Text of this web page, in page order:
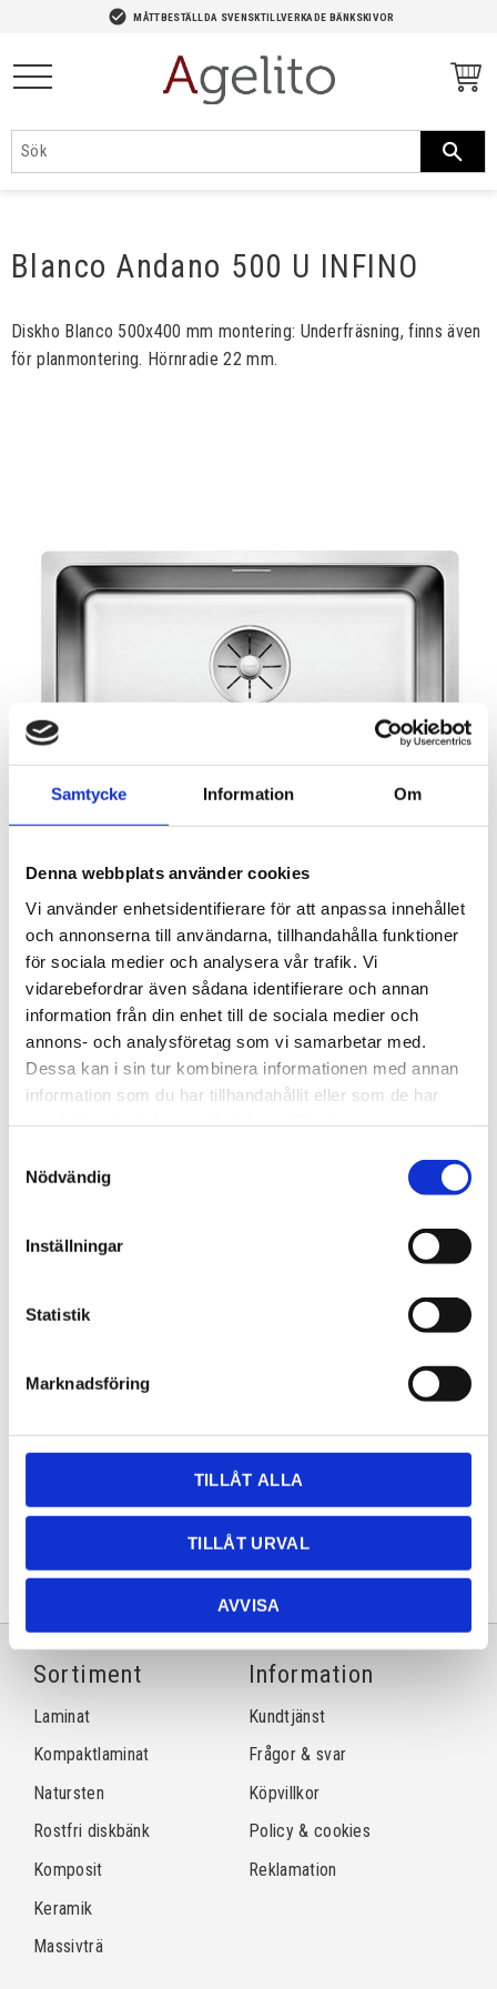
Samtycke Information Om
Denna webbplats använder cookies
Vi använder enhetsidentifierare för att anpassa innehållet
och annonserna till användarna, tillhandahålla funktioner
för sociala medier och analysera vår trafik. Vi
vidarebefordrar även sådana identifierare och annan
information från din enhet till de sociala medier och
annons- och analysföretag som vi samarbetar med.
Dessa kan i sin tur kombinera informationen med annan
information som du har tillhandahållit eller som de har
Nödvändig
Inställningar
Statistik
Marknadsföring
TILLÅT ALLA
TILLÅT URVAL
AVVISA
check_circle MÅTTBESTÄLLDA SVENSKTILLVERKADE BÄNKSKIVOR
Blanco Andano 500 U INFINO
Diskho Blanco 500x400 mm montering: Underfräsning, finns även
för planmontering. Hörnradie 22 mm.
B522967
Läs mer
sverigeblanco.se/produkt/blanco-
andano-500-u-infino/
Dela med dig
Facebook
TwitterLinkedInPinterest
Sortiment
Laminat
Kompaktlaminat
Natursten
Rostfri diskbänk
Komposit
Keramik
Massivträ
Information
Kundtjänst
Frågor & svar
Köpvillkor
Policy & cookies
Reklamation